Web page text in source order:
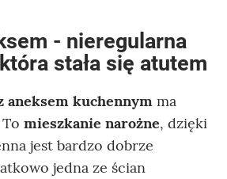
- nieregularna
stała się atutem
aneksem kuchennym ma
mieszkanie narożne, dzięki
jest bardzo dobrze
jedna ze ścian